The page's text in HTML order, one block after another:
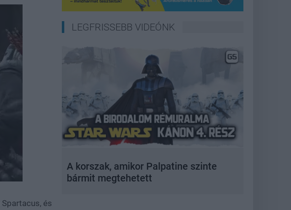
és
LEGFRISSEBB VIDEÓNK
A korszak, amikor Palpatine szinte
bármit megtehetett